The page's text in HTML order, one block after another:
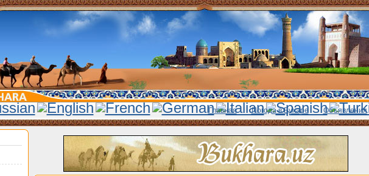
Главная Погода в Бухаре Объявления